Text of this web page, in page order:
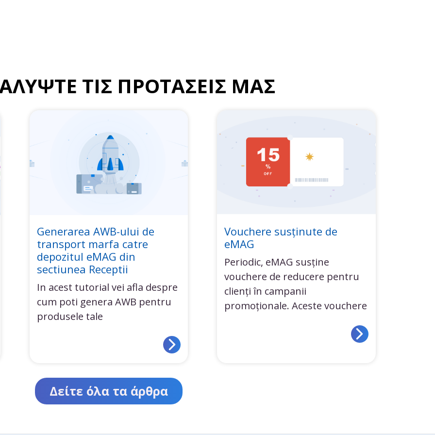
ΤΙΣ ΠΡΟΤΑΣΕΙΣ ΜΑΣ
Generarea AWB-ului de
transport marfa catre
depozitul eMAG din
sectiunea Receptii
In acest tutorial vei afla despre
cum poti genera AWB pentru
produsele tale
Vouchere susținute de
eMAG
Periodic, eMAG susține
vouchere de reducere pentru
clienți în campanii
promoționale. Aceste vouchere
Δείτε όλα τα άρθρα